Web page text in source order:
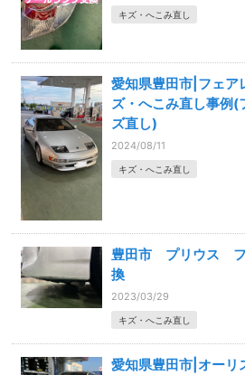
キズ・へこみ直し
愛知県豊田市|フェア
ズ・へこみ直し事例(
ズ直し)
2024/08/11
キズ・へこみ直し
豊田市 プリウス フ
換
2023/03/29
キズ・へこみ直し
愛知県豊田市|オーリ